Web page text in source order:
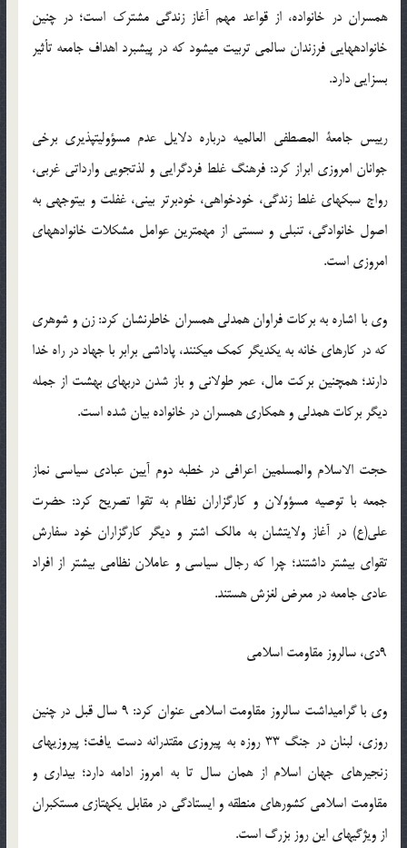
همسران در خانواده، از قواعد مهم آغاز زندگی مشترک است؛ در چنین
خانواده‏هایی فرزندان سالمی تربیت می‏شود که در پیشبرد اهداف جامعه تأثیر
بسزایی دارد.
رییس جامعة المصطفی العالمیه درباره دلایل عدم مسؤولیت‏پذیری برخی
جوانان امروزی ابراز کرد: فرهنگ غلط فردگرایی و لذت‏جویی وارداتی غربی،
رواج سبک‏های غلط زندگی، خودخواهی، خودبرتر بینی، غفلت و بی‏توجهی به
اصول خانوادگی، تنبلی و سستی از مهمترین عوامل مشکلات خانواده‏های
امروزی است.
وی با اشاره به برکات فراوان همدلی همسران خاطرنشان کرد: زن و شوهری
که در کارهای خانه به یکدیگر کمک می‏کنند، پاداشی برابر با جهاد در راه خدا
دارند؛ همچنین برکت مال، عمر طولانی و باز شدن درب‏های بهشت از جمله
دیگر برکات همدلی و همکاری همسران در خانواده بیان شده است.
حجت الاسلام والمسلمین اعرافی در خطبه دوم آیین عبادی سیاسی نماز
جمعه با توصیه مسؤولان و کارگزاران نظام به تقوا تصریح کرد: حضرت
علی(ع) در آغاز ولایتشان به مالک اشتر و دیگر کارگزاران خود سفارش
تقوای بیشتر داشتند؛ چرا که رجال سیاسی و عاملان نظامی بیشتر از افراد
عادی جامعه در معرض لغزش هستند.
9دی، سالروز مقاومت اسلامی
وی با گرامی‏داشت سالروز مقاومت اسلامی عنوان کرد: 9 سال قبل در چنین
روزی، لبنان در جنگ 33 روزه به پیروزی مقتدرانه دست یافت؛ پیروزی‏های
زنجیره‏ای جهان اسلام از همان سال تا به امروز ادامه دارد؛ بیداری و
مقاومت اسلامی کشورهای منطقه و ایستادگی در مقابل یکه‏تازی مستکبران
از ویژگی‏های این روز بزرگ است.